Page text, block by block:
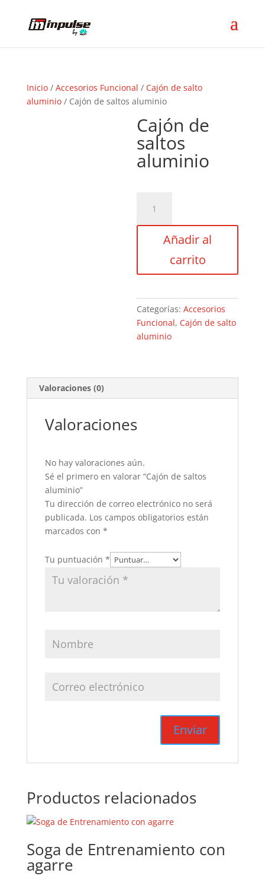
Inicio/ Accesorios Funcional / Cajón de salto
aluminio/ Cajón de saltos aluminio
Cajón de
saltos
aluminio
saltos
aluminioAñadir al
carrito
Categorías:Accesorios
Funcional,Cajón de salto
aluminio
Valoraciones (0)
Valoraciones
No hay valoraciones aún.
Sé el primero en valorar “Cajón de saltos
aluminio”
Tu dirección de correo electrónico no será
publicada. Los campos obligatorios están
marcados con *
Tu puntuación *
Productos relacionados
Soga de Entrenamiento con
agarre